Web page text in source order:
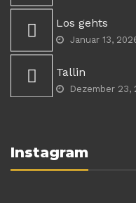
Los gehts
Januar 13,
Tallin
Dezember 23,
Instagram